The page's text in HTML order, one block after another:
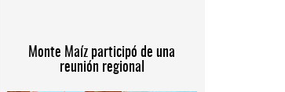
Monte Maíz participó de una
reunión regional